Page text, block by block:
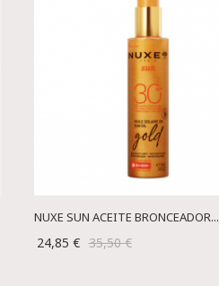
NUXE SUN ACEITE BRONCEADOR...
24,85 € 35,50 €